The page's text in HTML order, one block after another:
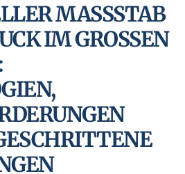
MASSSTAB U
IM GROSSEN MA
HER
UND
ANW